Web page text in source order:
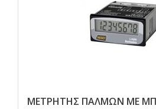
ΜΕΤΡΗΤΗΣ ΠΑΛΜΩΝ ΜΕ